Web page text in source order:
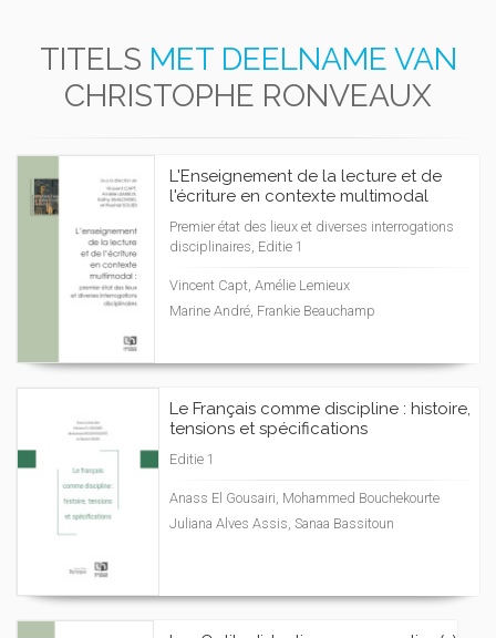
TITELS MET DEELNAME VAN
CHRISTOPHE RONVEAUX
L'Enseignement de la lecture et de
l'écriture en contexte multimodal
Premier état des lieux et diverses interrogations
disciplinaires, Editie 1
Vincent Capt, Amélie Lemieux
Marine André, Frankie Beauchamp
Le Français comme discipline : histoire,
tensions et spécifications
Editie 1
Anass El Gousairi, Mohammed Bouchekourte
Juliana Alves Assis, Sanaa Bassitoun